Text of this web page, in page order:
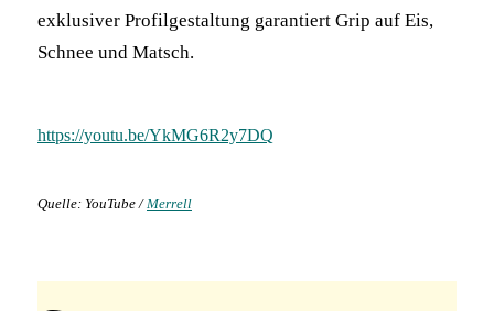
exklusiver Profilgestaltung garantiert Grip auf Eis,
Schnee und Matsch.
https://youtu.be/YkMG6R2y7DQ
Quelle: YouTube /Merrell